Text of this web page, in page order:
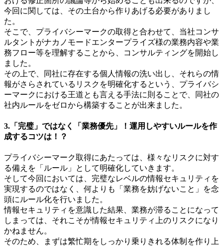
今回に関しては、その土台から作りあげる必要がありまし
た。
そこで、プライバシーマークの取得と合わせて、当社コンサ
ルタントがナカノモードエンタープライズ様の業務内容や業
務フロー等を理解することから、コンサルティングを開始し
ました。
その上で、同社に存在する個人情報の洗い出し、それらの情
報がさらされているリスクを明確化するという、プライバシ
ーマークにおける王道とも言える手法に則ることで、同社の
社内ルールをゼロから構築することが出来ました。
3.「完璧」ではなく「業務優先」！運用しやすいルールを作
成するコツは！？
プライバシーマーク取得にあたっては、様々なリスクに対す
る備えを「ルール」として明確化していきます。
そして今回においては、完璧なレベルの情報セキュリティを
実現するのではなく、何よりも「業務を妨げないこと」を念
頭にルール化を行いました。
情報セキュリティを意識した結果、業務が滞ることになって
しまっては、それこそが情報セキュリティ上のリスクになり
かねません。
そのため、まずは繁忙期をしっかり乗りきれる体制を作り上